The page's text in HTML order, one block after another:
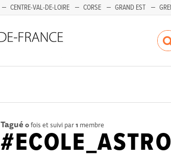
CENTRE-VAL-DE-LOIRE CORSE GRAND EST
Tagué 0fois et suivi par1 membre